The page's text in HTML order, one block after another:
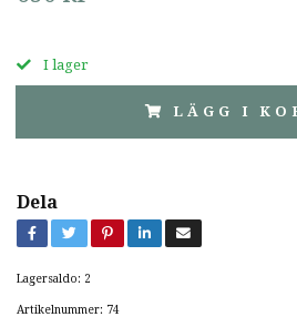
I lager
LÄGG I
Dela
Lagersaldo: 2
Artikelnummer: 74